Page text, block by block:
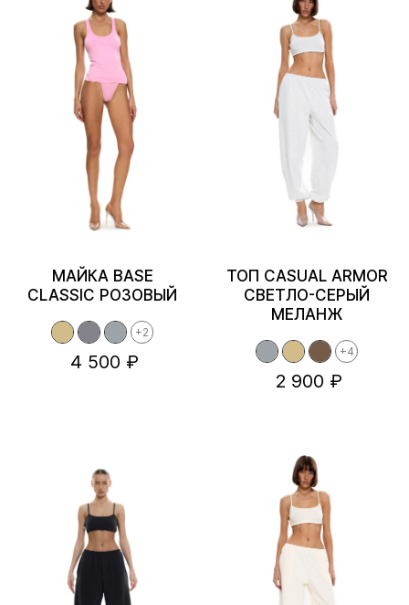
МАЙКА BASE
CLASSIC РОЗОВЫЙ
+2
4 500 ₽
ТОП CASUAL ARMOR
СВЕТЛО-СЕРЫЙ
МЕЛАНЖ
+4
2 900 ₽